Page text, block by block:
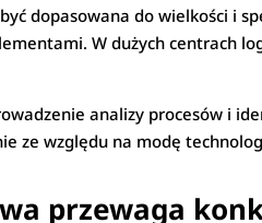
dopasowana do wielkości i
W dużych centrach
analizy procesów i
ze względu na modę
przewaga